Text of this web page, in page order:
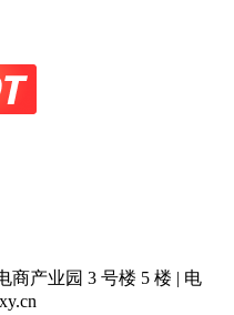
商产业园 3 号楼 5 楼 | 电